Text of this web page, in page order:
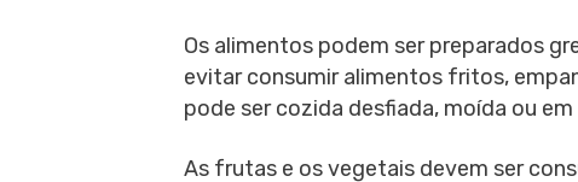
Os alimentos podem ser preparados
evitar consumir alimentos fritos,
pode ser cozida desfiada, moída ou
As frutas e os vegetais devem ser